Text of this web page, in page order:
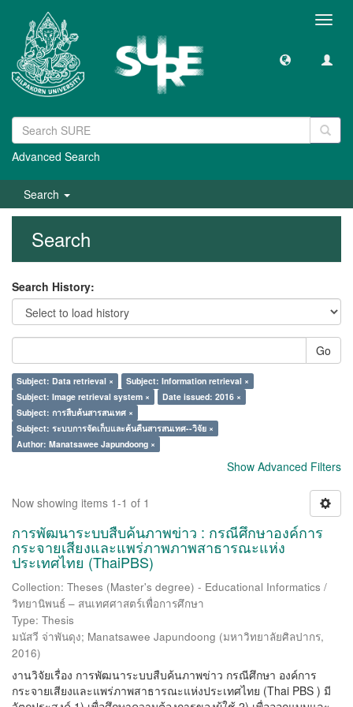
Advanced Search
Search
Search
Search History:
Go
Subject: Data retrieval ×
Subject: Information retrieval ×
Subject: Image retrieval system ×
Date issued: 2016 ×
Subject: การสืบค้นสารสนเทศ ×
Subject: ระบบการจัดเก็บและค้นคืนสารสนเทศ--วิจัย ×
Author: Manatsawee Japundoong ×
Show Advanced Filters
Now showing items 1-1 of 1
การพัฒนาระบบสืบค้นภาพข่าว : กรณีศึกษาองค์การ
กระจายเสียงและแพร่ภาพภาพสาธารณะแห่ง
ประเทศไทย (ThaiPBS)
Collection: Theses (Master's degree) - Educational Informatics /
วิทยานิพนธ์ – สนเทศศาสตร์เพื่อการศึกษา
Type: Thesis
มนัสวี จ่าพันดุง; Manatsawee Japundoong (มหาวิทยาลัยศิลปากร,
2016)
งานวิจัยเรื่อง การพัฒนาระบบสืบค้นภาพข่าว กรณีศึกษา องค์การ
กระจายเสียงและแพร่ภาพสาธารณะแห่งประเทศไทย (Thai PBS ) มี